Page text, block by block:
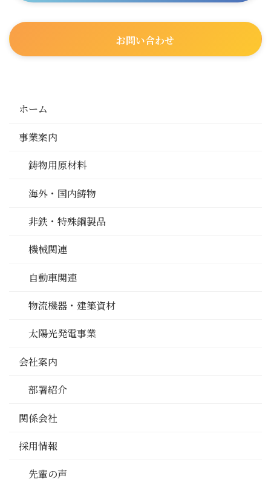
お問い合わせ
ホーム
事業案内
鋳物用原材料
海外・国内鋳物
非鉄・特殊鋼製品
機械関連
自動車関連
物流機器・建築資材
太陽光発電事業
会社案内
部署紹介
関係会社
採用情報
先輩の声